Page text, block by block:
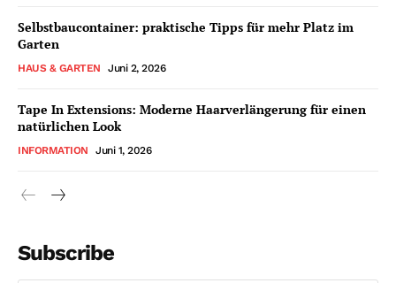
Selbstbaucontainer: praktische Tipps für mehr Platz im
Garten
HAUS & GARTEN Juni 2, 2026
Tape In Extensions: Moderne Haarverlängerung für einen
natürlichen Look
INFORMATION Juni 1, 2026
Subscribe